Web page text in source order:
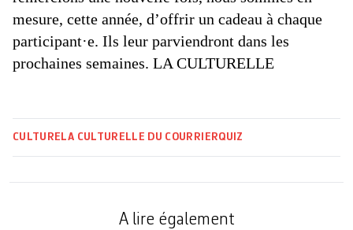
mesure, cette année, d’offrir un cadeau à chaque
participant·e. Ils leur parviendront dans les
prochaines ­semaines. LA CULTURELLE
CULTURE LA CULTURELLE DU COURRIERQUIZ
A lire également